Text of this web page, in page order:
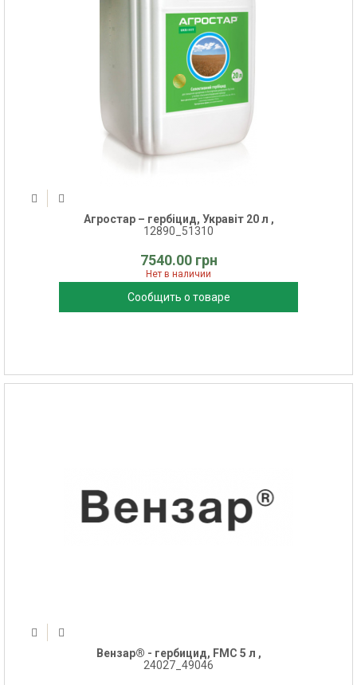
Агростар – гербіцид, Укравіт 20 л ,
12890_51310
7540.00 грн
Нет в наличии
Сообщить о товаре
Вензар® - гербицид, FMC 5 л ,
24027_49046